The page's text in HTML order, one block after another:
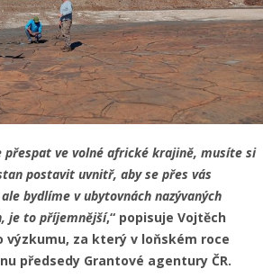
přespat ve volné africké krajině, musíte si
postavit uvnitř, aby se přes vás
bydlíme v ubytovnách nazývaných
je to příjemnější,“ popisuje Vojtěch
za který v loňském roce
předsedy Grantové agentury ČR.